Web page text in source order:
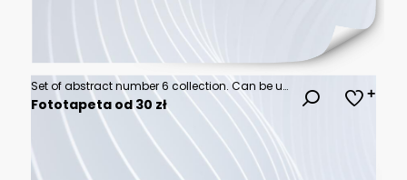
Set of abstract number 6 collection. Can be used for corporate identity, application icon, company logotype, different logo sign designs.
Fototapeta od 30 zł